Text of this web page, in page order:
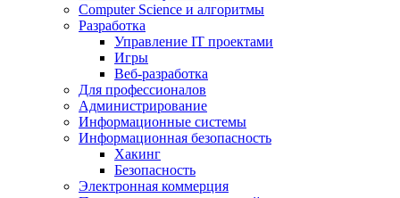
Computer Science и алгоритмы
Разработка
Управление IT проектами
Игры
Веб-разработка
Для профессионалов
Администрирование
Информационные системы
Информационная безопасность
Хакинг
Безопасность
Электронная коммерция